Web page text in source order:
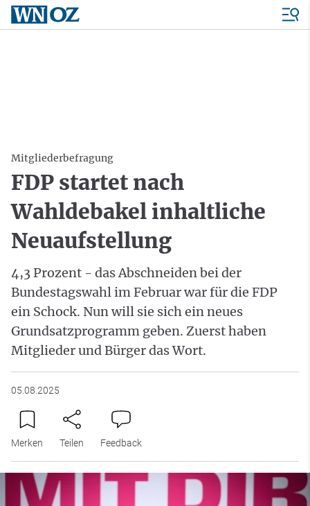
Mitgliederbefragung
FDP startet nach
Wahldebakel inhaltliche
Neuaufstellung
4,3 Prozent - das Abschneiden bei der
Bundestagswahl im Februar war für die FDP
ein Schock. Nun will sie sich ein neues
Grundsatzprogramm geben. Zuerst haben
Mitglieder und Bürger das Wort.
05.08.2025
Merken Teilen Feedback